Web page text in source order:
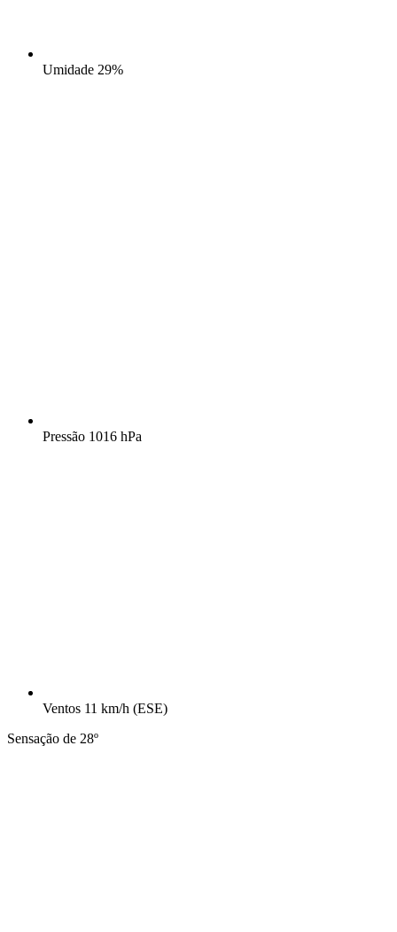
Umidade 29%
Pressão 1016 hPa
Ventos 11 km/h (ESE)
Sensação de 28º